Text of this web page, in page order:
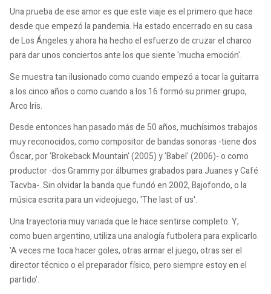
Una prueba de ese amor es que este viaje es el primero que hace
desde que empezó la pandemia. Ha estado encerrado en su casa
de Los Ángeles y ahora ha hecho el esfuerzo de cruzar el charco
para dar unos conciertos ante los que siente 'mucha emoción'.
Se muestra tan ilusionado como cuando empezó a tocar la guitarra
a los cinco años o como cuando a los 16 formó su primer grupo,
Arco Iris.
Desde entonces han pasado más de 50 años, muchísimos trabajos
muy reconocidos, como compositor de bandas sonoras -tiene dos
Óscar, por 'Brokeback Mountain' (2005) y 'Babel' (2006)- o como
productor -dos Grammy por álbumes grabados para Juanes y Café
Tacvba-. Sin olvidar la banda que fundó en 2002, Bajofondo, o la
música escrita para un videojuego, 'The last of us'.
Una trayectoria muy variada que le hace sentirse completo. Y,
como buen argentino, utiliza una analogía futbolera para explicarlo.
'A veces me toca hacer goles, otras armar el juego, otras ser el
director técnico o el preparador físico, pero siempre estoy en el
partido'.